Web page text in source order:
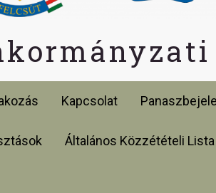
Kapcsolat
Általános Közzétételi Lista